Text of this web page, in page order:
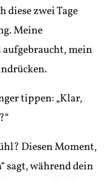
diese zwei Tage
Meine
mein
tippen: „Klar,
Diesen Moment,
sagt, während dein